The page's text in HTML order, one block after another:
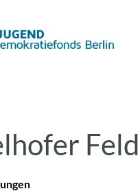
Feld